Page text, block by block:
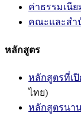
ค่าธรรมเนี
คณะและสำ
หลักสูตร
หลักสูตรที่เ
ไทย)
หลักสูตรนา